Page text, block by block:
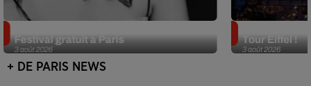
3 août 2026
Festival gratuit à Paris
3 août 2026
Tour Eiffel !
+ DE PARIS NEWS